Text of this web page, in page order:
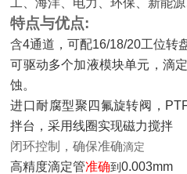
工、海洋、电力、环保、新
特点与优点:
含4通道，可配16/18/20工位
可驱动多个加液模块单元，
蚀。
进口耐腐型聚四氟旋转阀，
拌台，采用线圈实现磁力搅拌
闭环控制，确保准确滴定
高精度滴定管准确到0.003mm